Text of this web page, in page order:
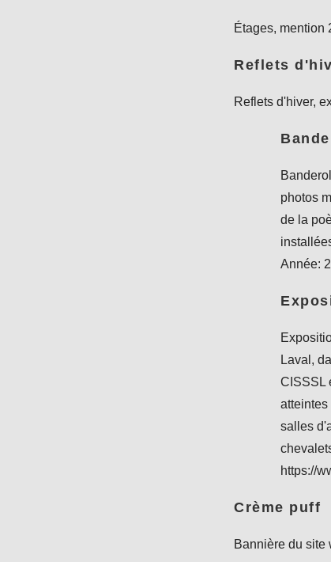
Étages, mention
Reflets
Reflets d'hiver,
photos
de la
Année:
Laval,
CISSSL
salles
https://
Crème puff
Bannière du site